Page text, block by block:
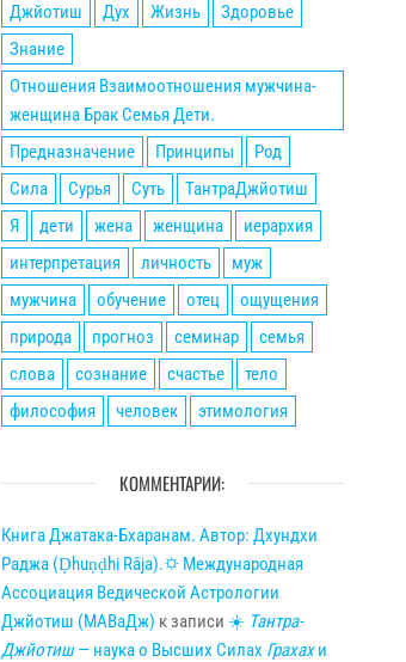
Джйотиш
Дух Жизнь
Здоровье
Знание
Отношения Взаимоотношения мужчина-
женщина Брак Семья Дети.
Предназначение
Принципы
Род
Сила
Сурья Суть
ТантраДжйотиш
Я
дети жена женщина
иерархия
интерпретация
личность
муж
мужчина
обучение отец
ощущения
природа
прогноз семинар
семья
слова
сознание счастье
тело
философия
человек этимология
КОММЕНТАРИИ:
Книга Джатака-Бхаранам. Автор: Дхундхи
Раджа (Ḍhuṇḍhi Rāja).🌣 Международная
Ассоциация Ведической Астрологии
Джйотиш (МАВаДж) к записи ☀ Тантра-
Джйотиш— наука о Высших Силах Грахахи